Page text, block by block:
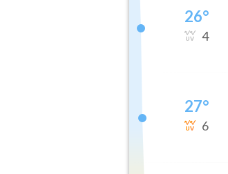
26°
4
27°
6